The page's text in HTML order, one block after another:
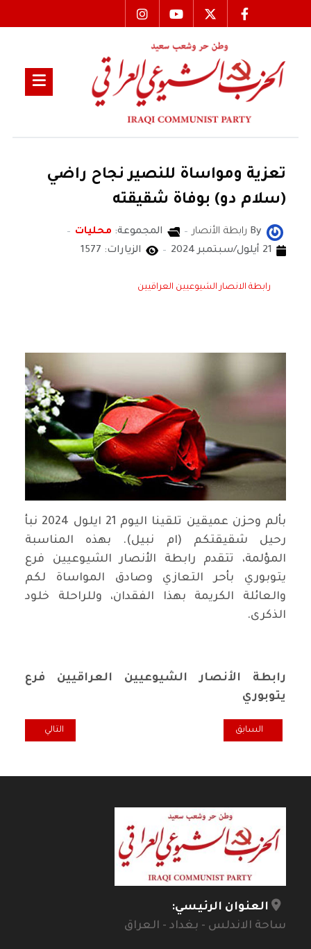
تعزية ومواساة للنصير نجاح راضي
(سلام دو) بوفاة شقيقته
By رابطة الأنصار المجموعة: محليات
21 أيلول/سبتمبر 2024
الزيارات: 1577
رابطة الانصار الشيوعيين العراقيين
بألم وحزن عميقين تلقينا اليوم 21 ايلول 2024 نبأ
رحيل شقيقتكم (ام نبيل). بهذه المناسبة
المؤلمة، تتقدم رابطة الأنصار الشيوعيين فرع
يتوبوري بأحر التعازي وصادق المواساة لكم
والعائلة الكريمة بهذا الفقدان، وللراحلة خلود
الذكرى.
رابطة الأنصار الشيوعيين العراقيين فرع
يتوبوري
المقال السابق: تعاز ومواساة بوفاة الرفيق النصير حاتم علي باقي(ابوعلي)
السابق المقال التالي:
التالي
العنوان الرئيسي:
ساحة الاندلس - بغداد - العراق